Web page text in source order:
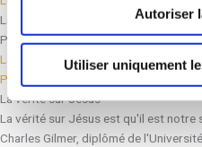
Autoriser
Utiliser uniquement
La pensée de Martin Luther King
Par Alain Nisus
La pensée de Martin Luther King
Par Alain Nisus
La vérité sur Jésus
La vérité sur Jésus est qu'il est notre
Charles Gilmer, diplômé de